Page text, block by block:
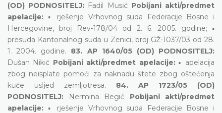
(OD) PODNOSITELJ: Fadil Musić Pobijani akti/predmet
apelacije: ▪ rješenje Vrhovnog suda Federacije Bosne i
Hercegovine, broj Rev-178/04 od 2. 6. 2005. godine; ▪
presuda Kantonalnog suda u Zenici, broj GŽ-1037/03 od 28.
1. 2004. godine. 83. AP 1640/05 (OD) PODNOSITELJ:
Dušan Nikić Pobijani akti/predmet apelacije:▪ apelacija
zbog neisplate pomoći za naknadu štete zbog oštećenja
kuće usljed zemljotresa. 84. AP 1723/05 (OD)
PODNOSITELJ:
Nermina Begić Pobijani akti/predmet
apelacije: ▪ rješenje Vrhovnog suda Federacije Bosne i